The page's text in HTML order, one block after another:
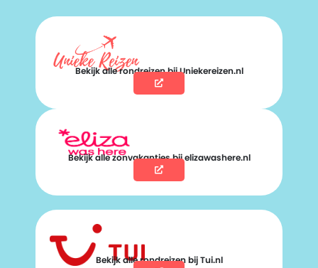
Bekijk alle rondreizen bij Uniekereizen.nl
Bekijk alle zonvakanties bij elizawashere.nl
Bekijk alle rondreizen bij Tui.nl